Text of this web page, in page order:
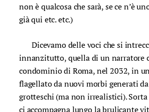
non è qualcosa che sarà, se ce n’è
già qui etc. etc.)
Dicevamo delle voci che si
innanzitutto, quella di un narratore
condominio di Roma, nel 2032, in
flagellato da nuovi morbi generati
grotteschi (ma non irrealistici). Sorta
ci accompagna lungo la brulicante